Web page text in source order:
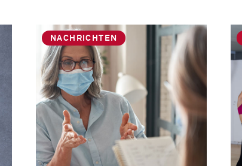
NACHRICHTEN